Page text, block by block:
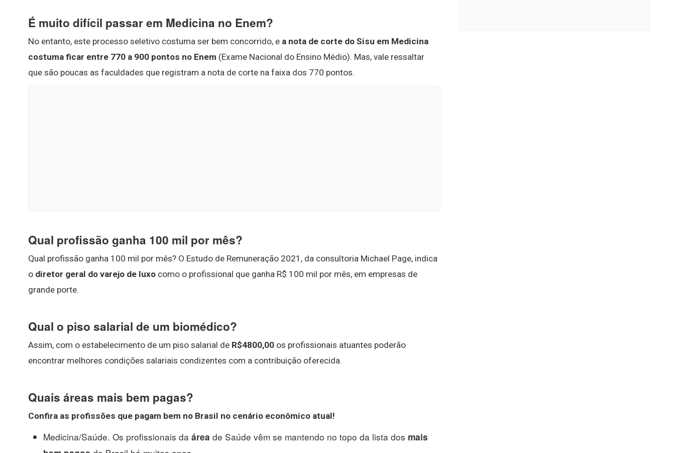
É muito difícil passar em Medicina no Enem?
No entanto, este processo seletivo costuma ser bem concorrido, e a nota de corte do Sisu em Medicina
costuma ficar entre 770 a 900 pontos no Enem (Exame Nacional do Ensino Médio). Mas, vale ressaltar
que são poucas as faculdades que registram a nota de corte na faixa dos 770 pontos.
Qual profissão ganha 100 mil por mês?
Qual profissão ganha 100 mil por mês? O Estudo de Remuneração 2021, da consultoria Michael Page, indica
o diretor geral do varejo de luxo como o profissional que ganha R$ 100 mil por mês, em empresas de
grande porte.
Qual o piso salarial de um biomédico?
Assim, com o estabelecimento de um piso salarial de R$4800,00 os profissionais atuantes poderão
encontrar melhores condições salariais condizentes com a contribuição oferecida.
Quais áreas mais bem pagas?
Confira as profissões que pagam bem no Brasil no cenário econômico atual!
Medicina/Saúde. Os profissionais da área de Saúde vêm se mantendo no topo da lista dos mais